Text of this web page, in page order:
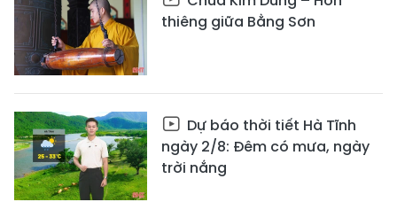
thiêng giữa Bằng Sơn
Dự báo thời tiết Hà Tĩnh
ngày 2/8: Đêm có mưa, ngày
trời nắng